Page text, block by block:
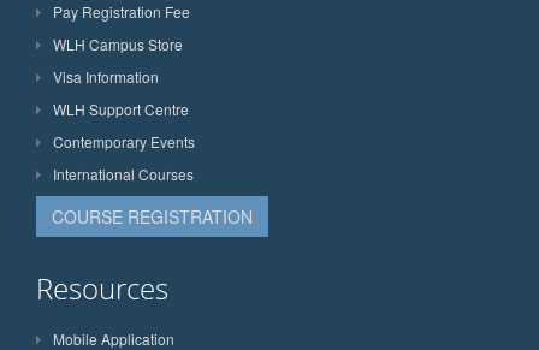
Pay Registration Fee
WLH Campus Store
Visa Information
WLH Support Centre
Contemporary Events
International Courses
COURSE REGISTRATION
Resources
Mobile Application